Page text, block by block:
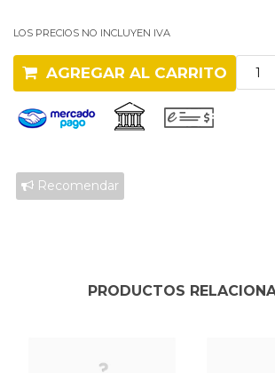
LOS PRECIOS NO INCLUYEN IVA
AGREGAR AL CARRITO
Recomendar
PRODUCTOS